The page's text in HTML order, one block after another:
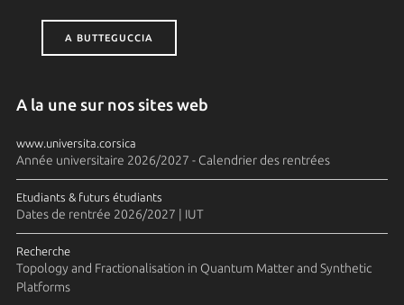
A BUTTEGUCCIA
A la une sur nos sites web
www.universita.corsica
Année universitaire 2026/2027 - Calendrier des rentrées
Etudiants & futurs étudiants
Dates de rentrée 2026/2027 | IUT
Recherche
Topology and Fractionalisation in Quantum Matter and Synthetic
Platforms